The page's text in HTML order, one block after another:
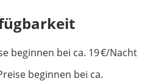
beginnen bei ca. 19 €/Nacht
beginnen bei ca.